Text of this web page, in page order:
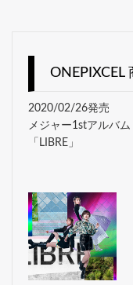
ONEPIXCEL
2020/02/26発売
メジャー1stアルバム
「LIBRE」